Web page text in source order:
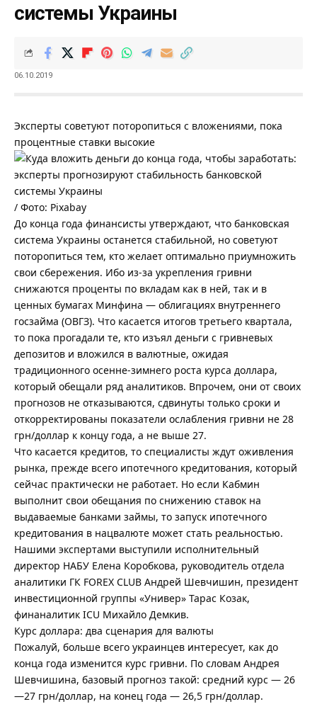
системы Украины
06.10.2019
Эксперты советуют поторопиться с вложениями, пока
процентные ставки высокие
/ Фото: Pixabay
До конца года финансисты утверждают, что банковская
система Украины останется стабильной, но советуют
поторопиться тем, кто желает оптимально приумножить
свои сбережения. Ибо из-за укрепления гривни
снижаются проценты по вкладам как в ней, так и в
ценных бумагах Минфина — облигациях внутреннего
госзайма (ОВГЗ). Что касается итогов третьего квартала,
то пока прогадали те, кто изъял деньги с гривневых
депозитов и вложился в валютные, ожидая
традиционного осенне-зимнего роста курса доллара,
который обещали ряд аналитиков. Впрочем, они от своих
прогнозов не отказываются, сдвинуты только сроки и
откорректированы показатели ослабления гривни не 28
грн/доллар к концу года, а не выше 27.
Что касается кредитов, то специалисты ждут оживления
рынка, прежде всего ипотечного кредитования, который
сейчас практически не работает. Но если Кабмин
выполнит свои обещания по снижению ставок на
выдаваемые банками займы, то запуск ипотечного
кредитования в нацвалюте может стать реальностью.
Нашими экспертами выступили исполнительный
директор НАБУ Елена Коробкова, руководитель отдела
аналитики ГК FOREX CLUB Андрей Шевчишин, президент
инвестиционной группы «Универ» Тарас Козак,
финаналитик ICU Михайло Демкив.
Курс доллара: два сценария для валюты
Пожалуй, больше всего украинцев интересует, как до
конца года изменится курс гривни. По словам Андрея
Шевчишина, базовый прогноз такой: средний курс — 26
—27 грн/доллар, на конец года — 26,5 грн/доллар.